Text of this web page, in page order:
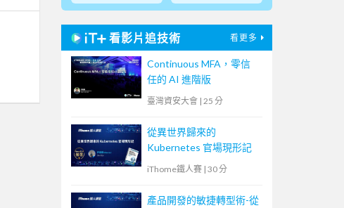
看影片追技術 看更多
Continuous MFA，零信
任的 AI 進階版
臺灣資安大會 | 25 分
從異世界歸來的
Kubernetes 官場現形記
iThome鐵人賽 | 30 分
產品開發的敏捷轉型術-從